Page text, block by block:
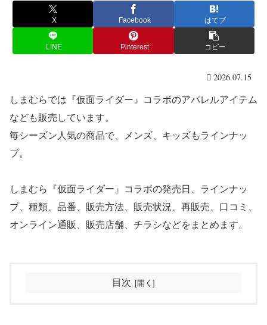
X Facebook はてブ
LINE Pinterest コピー
2026.07.15
しまむらでは『仮面ライダー』コラボのアパレルアイテム
なども販売しています。
毎シーズン人気の商品で、メンズ、キッズもラインナッ
プ。
しまむら『仮面ライダー』コラボの発売日、ラインナッ
プ、種類、品番、販売方法、販売状況、再販売、口コミ、
オンライン通販、販売店舗、チラシなどをまとめます。
目次